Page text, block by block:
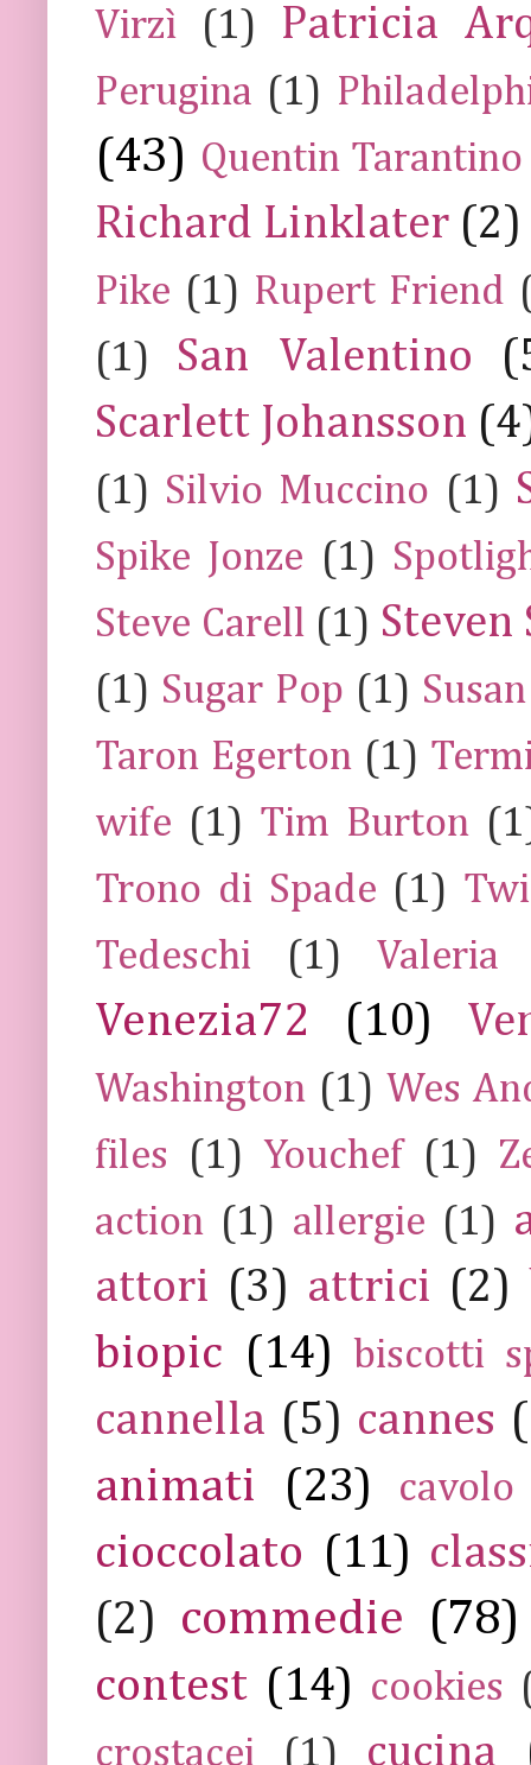
Virzì
(1) Patricia
Perugina (1)
(43) Quentin Tarantino
Richard Linklater (2)
Pike (1) Rupert Friend
(1)
San Valentino
Scarlett Johansson
(1) Silvio Muccino (1)
Spike Jonze (1)
Steve Carell (1) Steven
(1) Sugar Pop (1)
Taron Egerton (1)
wife (1) Tim Burton
Trono di Spade (1)
Tedeschi
(1) Valeria
Venezia72 (10)
Washington (1) Wes
files
(1) Youchef (1)
action (1) allergie (1)
attori (3) attrici (2)
biopic (14) biscotti
cannella (5) cannes
animati
(23) cavolo
cioccolato (11)
(2)
commedie (78)
contest (14) cookies
crostacei
(1) cucina